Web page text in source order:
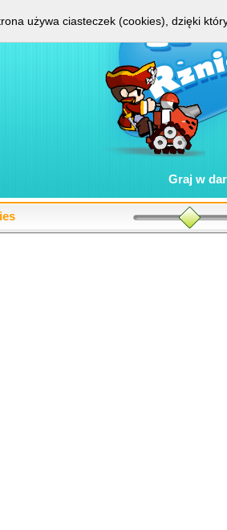
Graj w
używa ciasteczek (cookies), dzięki